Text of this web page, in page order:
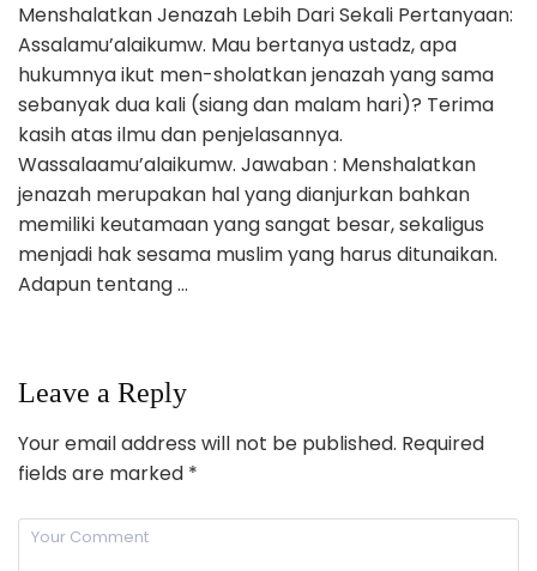
Menshalatkan Jenazah Lebih Dari Sekali Pertanyaan:
Assalamu’alaikumw. Mau bertanya ustadz, apa
hukumnya ikut men-sholatkan jenazah yang sama
sebanyak dua kali (siang dan malam hari)? Terima
kasih atas ilmu dan penjelasannya.
Wassalaamu’alaikumw. Jawaban : Menshalatkan
jenazah merupakan hal yang dianjurkan bahkan
memiliki keutamaan yang sangat besar, sekaligus
menjadi hak sesama muslim yang harus ditunaikan.
Adapun tentang …
Leave a Reply
Your email address will not be published. Required
fields are marked *